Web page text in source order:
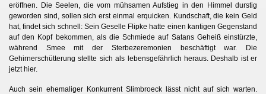
eröffnen. Die Seelen, die vom mühsamen Aufstieg in den Himmel durstig
geworden sind, sollen sich erst einmal erquicken. Kundschaft, die kein Geld
hat, findet sich schnell: Sein Geselle Flipke hatte einen kantigen Gegenstand
auf den Kopf bekommen, als die Schmiede auf Satans Geheiß einstürzte,
während Smee mit der Sterbezeremonien beschäftigt war. Die
Gehirnerschütterung stellte sich als lebensgefährlich heraus. Deshalb ist er
jetzt hier.
Auch sein ehemaliger Konkurrent Slimbroeck lässt nicht auf sich warten.